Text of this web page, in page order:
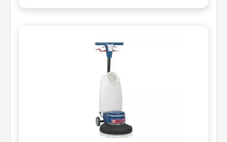
توانایی بالای ان در جمع اوری و مکش الودگی از روی
سطوح هموار و ناهموار و نقاط دور از دسترس می
باشد.